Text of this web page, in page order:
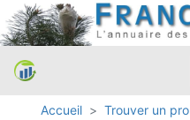
Accueil Trouver un pro